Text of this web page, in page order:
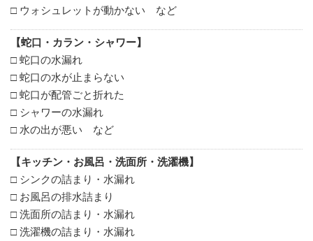
□ ウォシュレットが動かない など
【蛇口・カラン・シャワー】
□ 蛇口の水漏れ
□ 蛇口の水が止まらない
□ 蛇口が配管ごと折れた
□ シャワーの水漏れ
□ 水の出が悪い など
【キッチン・お風呂・洗面所・洗濯機】
□ シンクの詰まり・水漏れ
□ お風呂の排水詰まり
□ 洗面所の詰まり・水漏れ
□ 洗濯機の詰まり・水漏れ